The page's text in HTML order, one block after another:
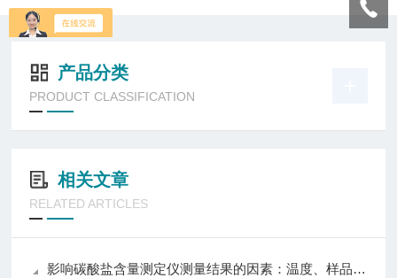
产品分类
PRODUCT CLASSIFICATION
相关文章
RELATED ARTICLES
影响碳酸盐含量测定仪测量结果的因素：温度、样品与操作技巧详解